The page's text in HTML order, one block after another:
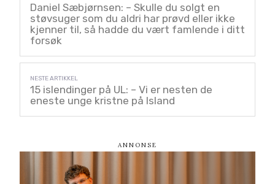
Daniel Sæbjørnsen: – Skulle du solgt en
støvsuger som du aldri har prøvd eller ikke
kjenner til, så hadde du vært famlende i ditt
forsøk
15 islendinger på UL: – Vi er nesten de
eneste unge kristne på Island